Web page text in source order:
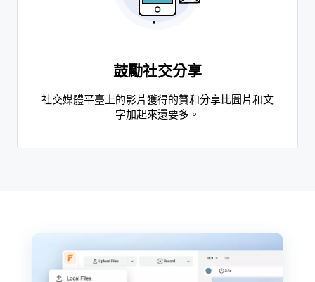
鼓勵社交分享
社交媒體平臺上的影片獲得的贊和分享比圖片和文
字加起來還要多。